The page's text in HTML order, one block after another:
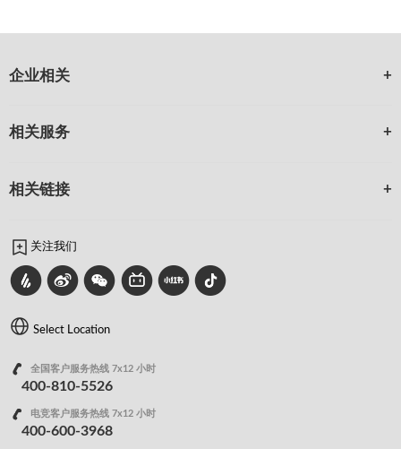
企业相关
相关服务
相关链接
关注我们
Select Location
全国客户服务热线 7x12 小时
400-810-5526
电竞客户服务热线 7x12 小时
400-600-3968